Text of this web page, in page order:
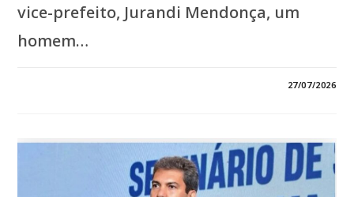
vice-prefeito, Jurandi Mendonça, um
homem…
DELE:
PARABÉNS,
JURANDI
MENDONÇA,
VICE-
27/07/2026